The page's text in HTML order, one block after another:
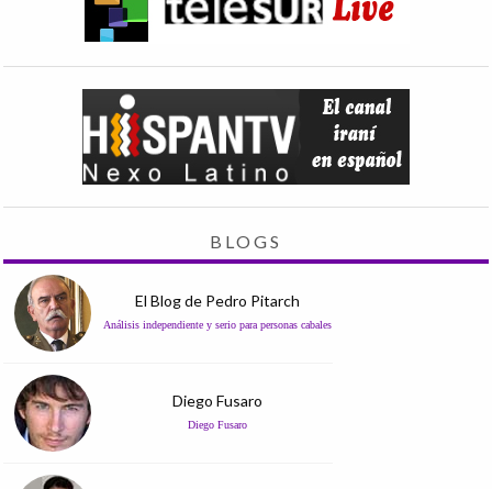
BLOGS
El Blog de Pedro Pitarch
Análisis independiente y serio para personas cabales
Diego Fusaro
Diego Fusaro